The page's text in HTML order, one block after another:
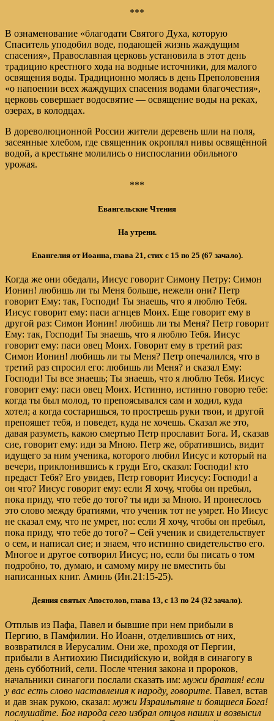
***
В ознаменование «благодати Святого Духа, которую
Спаситель уподобил воде, подающей жизнь жаждущим
спасения», Православная церковь установила в этот день
традицию крестного хода на водные источники, для малого
освящения воды. Традиционно молясь в день Преполовения
«о напоении всех жаждущих спасения водами благочестия»,
церковь совершает водосвятие — освящение воды на реках,
озерах, в колодцах.
В дореволюционной России жители деревень шли на поля,
засеянные хлебом, где священник окроплял нивы освящённой
водой, а крестьяне молились о ниспослании обильного
урожая.
***
Евангельские Чтения
На утрени.
Евангелия от Иоанна, глава 21, стих с 15 по 25 (67 зачало).
Когда же они обедали, Иисус говорит Симону Петру: Симон
Ионин! любишь ли ты Меня больше, нежели они? Петр
говорит Ему: так, Господи! Ты знаешь, что я люблю Тебя.
Иисус говорит ему: паси агнцев Моих. Еще говорит ему в
другой раз: Симон Ионин! любишь ли ты Меня? Петр говорит
Ему: так, Господи! Ты знаешь, что я люблю Тебя. Иисус
говорит ему: паси овец Моих. Говорит ему в третий раз:
Симон Ионин! любишь ли ты Меня? Петр опечалился, что в
третий раз спросил его: любишь ли Меня? и сказал Ему:
Господи! Ты все знаешь; Ты знаешь, что я люблю Тебя. Иисус
говорит ему: паси овец Моих. Истинно, истинно говорю тебе:
когда ты был молод, то препоясывался сам и ходил, куда
хотел; а когда состаришься, то прострешь руки твои, и другой
препояшет тебя, и поведет, куда не хочешь. Сказал же это,
давая разуметь, какою смертью Петр прославит Бога. И, сказав
сие, говорит ему: иди за Мною. Петр же, обратившись, видит
идущего за ним ученика, которого любил Иисус и который на
вечери, приклонившись к груди Его, сказал: Господи! кто
предаст Тебя? Его увидев, Петр говорит Иисусу: Господи! а
он что? Иисус говорит ему: если Я хочу, чтобы он пребыл,
пока приду, что тебе до того? ты иди за Мною. И пронеслось
это слово между братиями, что ученик тот не умрет. Но Иисус
не сказал ему, что не умрет, но: если Я хочу, чтобы он пребыл,
пока приду, что тебе до того? – Сей ученик и свидетельствует
о сем, и написал сие; и знаем, что истинно свидетельство его.
Многое и другое сотворил Иисус; но, если бы писать о том
подробно, то, думаю, и самому миру не вместить бы
написанных книг. Аминь (Ин.21:15-25).
Деяния святых Апостолов, глава 13, с 13 по 24 (32 зачало).
Отплыв из Пафа, Павел и бывшие при нем прибыли в
Пергию, в Памфилии. Но Иоанн, отделившись от них,
возвратился в Иерусалим. Они же, проходя от Пергии,
прибыли в Антиохию Писидийскую и, войдя в синагогу в
день субботний, сели. После чтения закона и пророков,
начальники синагоги послали сказать им: мужи братия! если
у вас есть слово наставления к народу, говорите. Павел, встав
и дав знак рукою, сказал: мужи Израильтяне и боящиеся Бога!
послушайте. Бог народа сего избрал отцов наших и возвысил